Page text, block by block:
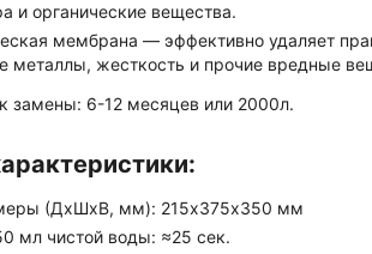
и органические вещества.
мембрана — эффективно удаляет
металлы, жесткость и прочие вредные
замены: 6-12 месяцев или 2000л.
(ДхШхВ, мм): 215х375х350 мм
мл чистой воды: ≈25 сек.